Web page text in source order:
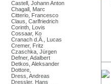
Castell, Johann Anton
Chagall, Marc
Citterio, Francesco
Claus, Carlfriedrich
Corinth, Lovis
Cossaar, Ko
Cranach d.Ä., Lucas
Cremer, Fritz
Czaschka, Jürgen
Defner, Adalbert
Detkos, Aleksander
Dottore,
Dress, Andreas
Dressler, Hans